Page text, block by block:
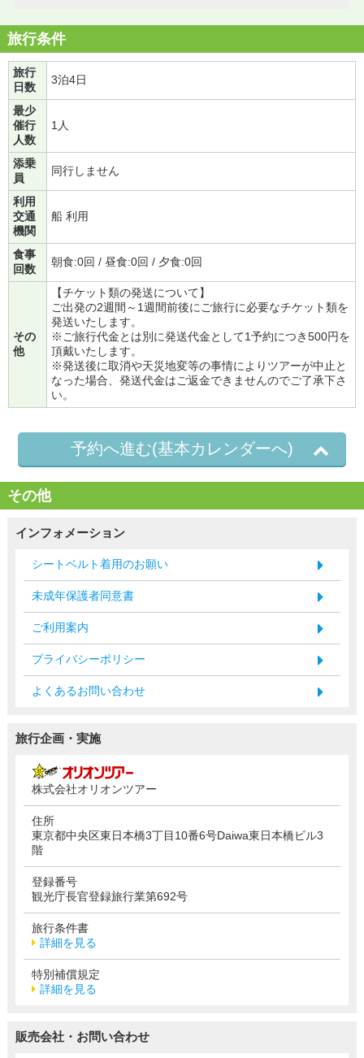
旅行条件
旅行
日数
3泊4日
最少
催行
人数
1人
添乗
員
同行しません
利用
交通
機関
船 利用
食事
回数
朝食:0回 / 昼食:0回 / 夕食:0回
その
他
【チケット類の発送について】
ご出発の2週間～1週間前後にご旅行に必要なチケット類を
発送いたします。
※ご旅行代金とは別に発送代金として1予約につき500円を
頂戴いたします。
※発送後に取消や天災地変等の事情によりツアーが中止と
なった場合、発送代金はご返金できませんのでご了承下さ
い。
予約へ進む(基本カレンダーへ)
その他
インフォメーション
シートベルト着用のお願い
未成年保護者同意書
ご利用案内
プライバシーポリシー
よくあるお問い合わせ
旅行企画・実施
株式会社オリオンツアー
住所
東京都中央区東日本橋3丁目10番6号Daiwa東日本橋ビル3
階
登録番号
観光庁長官登録旅行業第692号
旅行条件書
詳細を見る
特別補償規定
詳細を見る
販売会社・お問い合わせ